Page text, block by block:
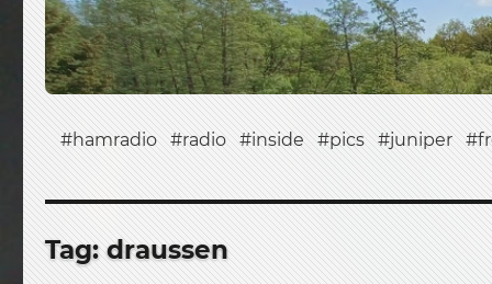
hamradio radio inside pics juniper
Tag:draussen